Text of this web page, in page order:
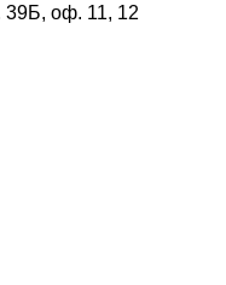
39Б, оф. 11, 12